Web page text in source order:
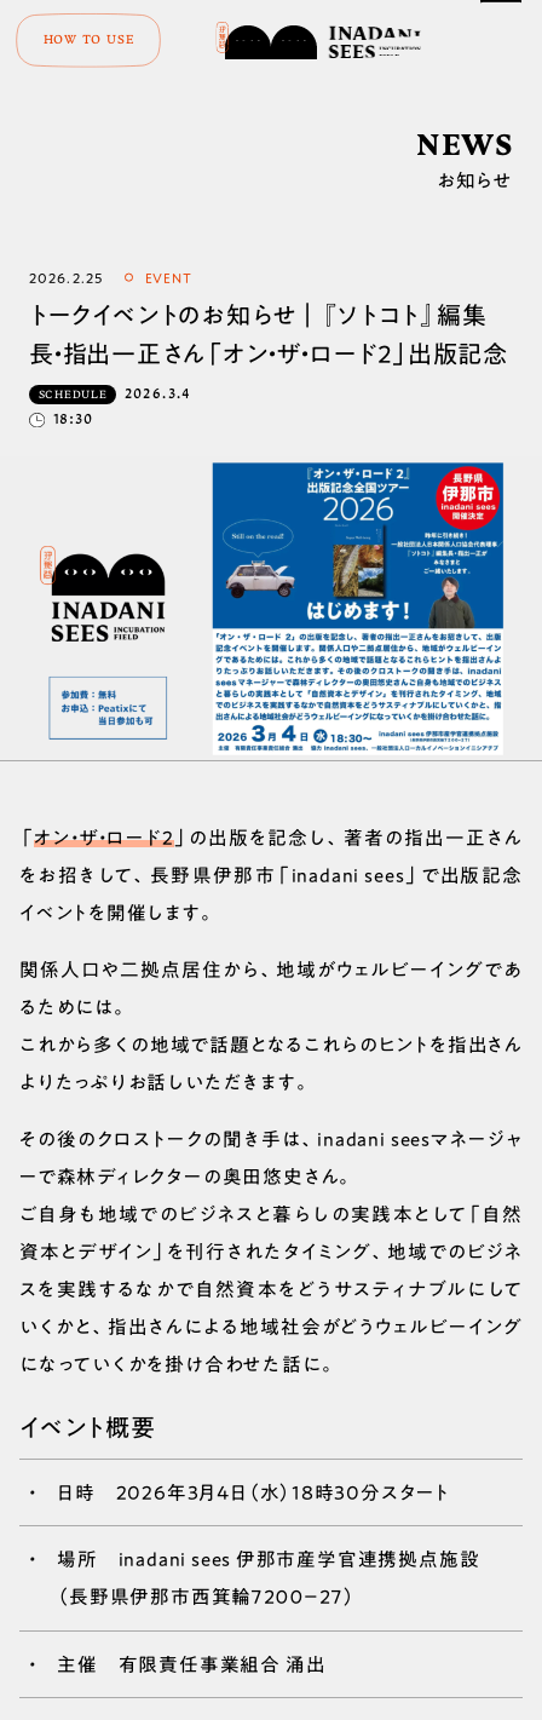
HOW TO USE
NEWS
お知らせ
2026.2.25 EVENT
トークイベントのお知らせ｜『ソトコト』編集
長・指出一正さん「オン・ザ・ロード２」出版記念
SCHEDULE
2026.3.4
18:30
「オン・ザ・ロード2」の出版を記念し、著者の指出一正さん
をお招きして、長野県伊那市「inadani sees」で出版記念
イベントを開催します。
関係人口や二拠点居住から、地域がウェルビーイングであ
るためには。
これから多くの地域で話題となるこれらのヒントを指出さん
よりたっぷりお話しいただきます。
その後のクロストークの聞き手は、inadani seesマネージャ
ーで森林ディレクターの奥田悠史さん。
ご自身も地域でのビジネスと暮らしの実践本として「自然
資本とデザイン」を刊行されたタイミング、地域でのビジネ
スを実践するなかで自然資本をどうサスティナブルにして
いくかと、指出さんによる地域社会がどうウェルビーイング
になっていくかを掛け合わせた話に。
イベント概要
日時 2026年3月4日（水）18時30分スタート
場所 inadani sees 伊那市産学官連携拠点施設
（長野県伊那市西箕輪７２００−２７）
主催 有限責任事業組合 涌出